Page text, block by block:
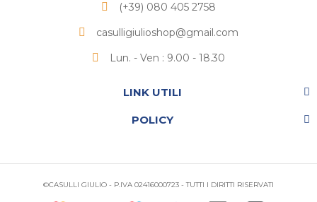
(+39) 080 405 2758
casulligiulioshop@gmail.com
Lun. - Ven : 9.00 - 18.30
LINK UTILI
POLICY
©CASULLI GIULIO - P.IVA 02416000723 - TUTTI I DIRITTI RISERVATI